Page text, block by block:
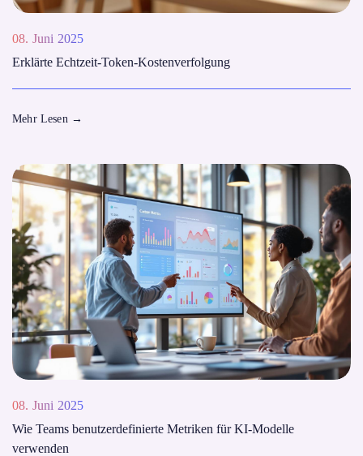
08. Juni 2025
Erklärte Echtzeit-Token-Kostenverfolgung
Mehr Lesen →
08. Juni 2025
Wie Teams benutzerdefinierte Metriken für KI-Modelle
verwenden